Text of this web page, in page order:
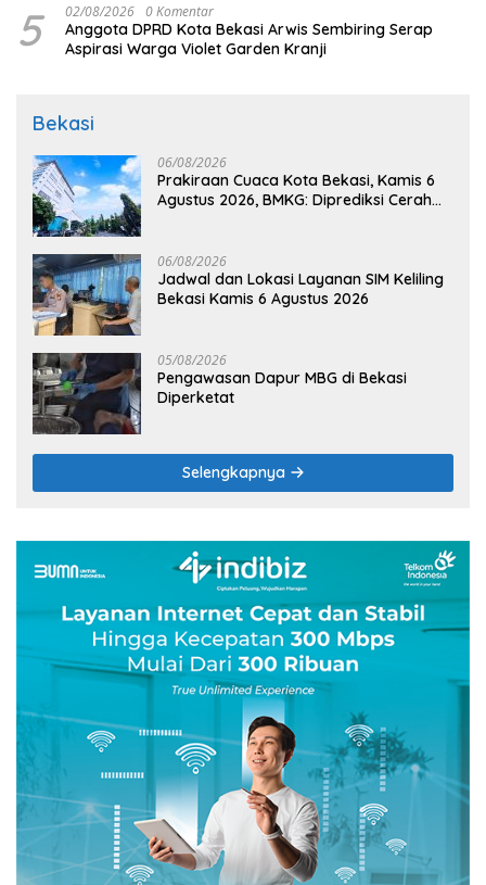
5 02/08/2026 0 Komentar
Anggota DPRD Kota Bekasi Arwis Sembiring Serap
Aspirasi Warga Violet Garden Kranji
Bekasi
06/08/2026
Prakiraan Cuaca Kota Bekasi, Kamis 6
Agustus 2026, BMKG: Diprediksi Cerah
06/08/2026
Jadwal dan Lokasi Layanan SIM Keliling
Bekasi Kamis 6 Agustus 2026
05/08/2026
Pengawasan Dapur MBG di Bekasi
Diperketat
Selengkapnya